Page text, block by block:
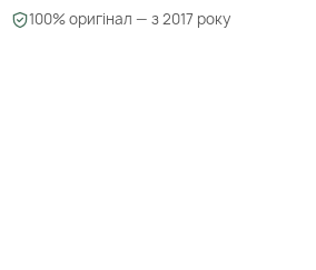
100% оригінал — з 2017 року